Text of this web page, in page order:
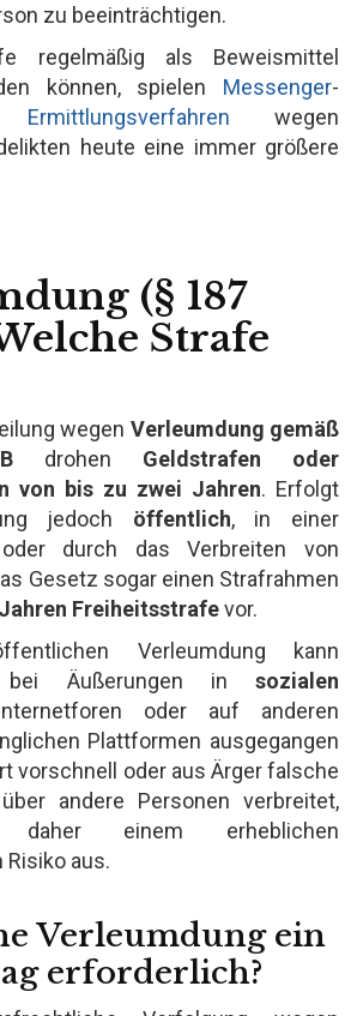
zu beeinträchtigen.
regelmäßig als Beweismittel
können, spielen Messenger-
Ermittlungsverfahren wegen
heute eine immer größere
(§ 187
Strafe
wegen Verleumdung gemäß
drohen Geldstrafen oder
von bis zu zwei Jahren. Erfolgt
jedoch öffentlich, in einer
oder durch das Verbreiten von
Gesetz sogar einen Strafrahmen
Freiheitsstrafevor.
Verleumdung kann
bei Äußerungen in sozialen
oder auf anderen
Plattformen ausgegangen
vorschnell oder aus Ärger falsche
andere Personen verbreitet,
einem erheblichen
aus.
Verleumdung ein
erforderlich?